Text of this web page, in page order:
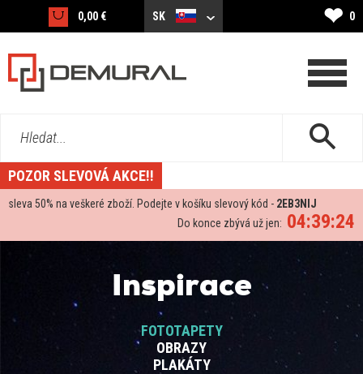
0,00 € SK ❤ 0
Hledat...
POZOR SLEVOVÁ AKCE!!
sleva 50% na veškeré zboží. Podejte v košíku slevový kód - 2EB3NIJ
04:39:23
Do konce zbývá už jen:
Inspirace
FOTOTAPETY
OBRAZY
PLAKÁTY